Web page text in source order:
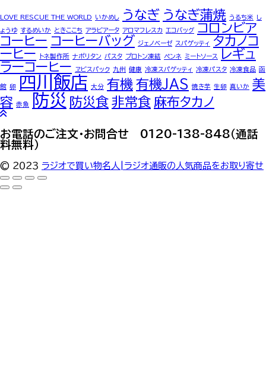
LOVE RESCUE THE WORLD いかめし うなぎ うなぎ蒲焼 うるち米 し
ょうゆ するめいか ときここち アラビアータ アロマフレスカ エコバッグ
コロンビア
コーヒー コーヒーバッグ ジェノベーゼ スパゲッティ
タカノコ
ーヒー
トネ製作所 ナポリタン パスタ プロトン凍結 ペンネ ミートソース
レギュ
ラーコーヒー
ヱビスパック 九州 健康 冷凍スパゲッティ 冷凍パスタ 冷凍食品 函
館 卵 四川飯店 大分 有機 有機JAS 焼き芋 生卵 真いか 美
容 赤魚 防災 防災食 非常食 麻布タカノ
お電話のご注文・お問合せ 0120-138-848（通話
料無料）
© ２０２３ ラジオで買い物名人|ラジオ通販の人気商品をお取り寄せ